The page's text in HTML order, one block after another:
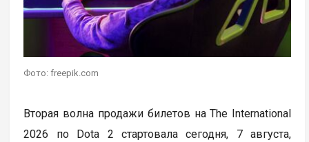
Фото: freepik.com
Вторая волна продажи билетов на The International
2026 по Dota 2 стартовала сегодня, 7 августа,